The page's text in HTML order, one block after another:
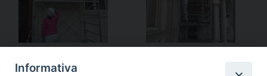
Informativa